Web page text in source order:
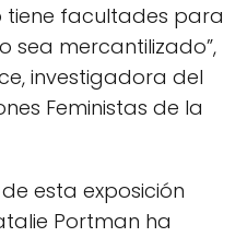
tiene facultades para
sea mercantilizado”,
investigadora del
Feministas de la
esta exposición
Portman ha